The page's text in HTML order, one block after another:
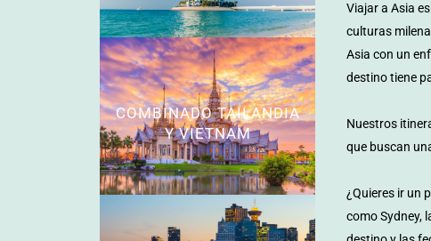
COMBINADO TAILANDIA
Y VIETNAM
Viajar a Asia
culturas
Asia con un
destino tiene
Nuestros
que buscan
¿Quieres ir un
como Sydney,